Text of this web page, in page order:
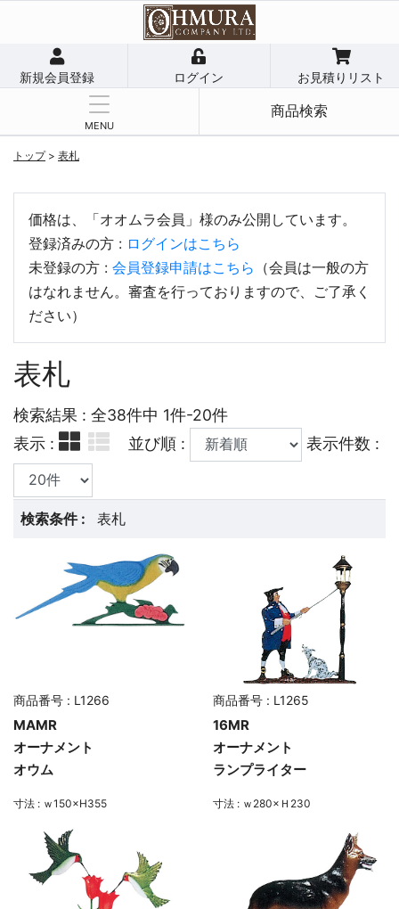
新規会員登録 ログイン お見積りリスト
MENU
商品検索
トップ> 表札
価格は、「オオムラ会員」様のみ公開しています。
登録済みの方 : ログインはこちら
未登録の方 : 会員登録申請はこちら （会員は一般の方
はなれません。審査を行っておりますので、ご了承く
ださい）
表札
検索結果 : 全38件中 1件-20件
表示 :
並び順 : 表示件数 :
検索条件 : 表札
商品番号 : L1266
MAMR
オーナメント
オウム
寸法 : ｗ150×H355
商品番号 : L1265
16MR
オーナメント
ランプライター
寸法 : ｗ280×Ｈ230